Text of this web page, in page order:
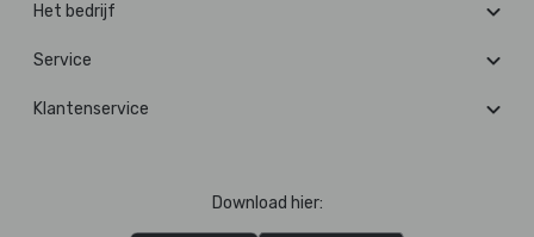
Het bedrijf
Service
Klantenservice
Download hier: